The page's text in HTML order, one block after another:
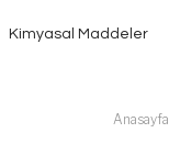
Kimyasal Maddeler
Anasayfa